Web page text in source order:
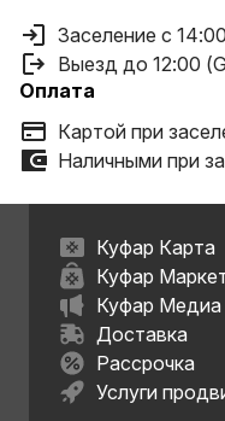
Заселение с
Выезд до 12:00
Оплата
Картой при
Наличными при
Куфар Карта
Куфар
Куфар Медиа
Доставка
Рассрочка
Услуги